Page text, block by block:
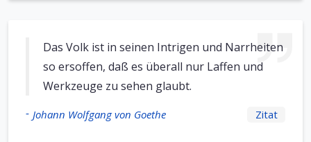
Das Volk ist in seinen Intrigen und Narrheiten
so ersoffen, daß es überall nur Laffen und
Werkzeuge zu sehen glaubt.
- Johann Wolfgang von Goethe Zitat